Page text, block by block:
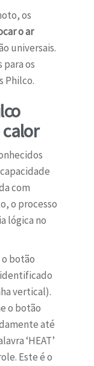
os
o ar
universais.
para os
Philco.
com
o processo
lógica no
botão
vertical).
o botão
até
‘HEAT’
Este é o